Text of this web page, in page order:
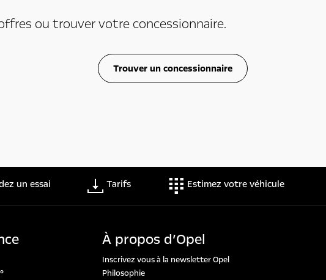
ou trouver votre concessionnaire.
Trouver un concessionnaire
un essai Tarifs Estimez votre véhicule
À propos d’Opel
Inscrivez vous à la newsletter Opel
Philosophie